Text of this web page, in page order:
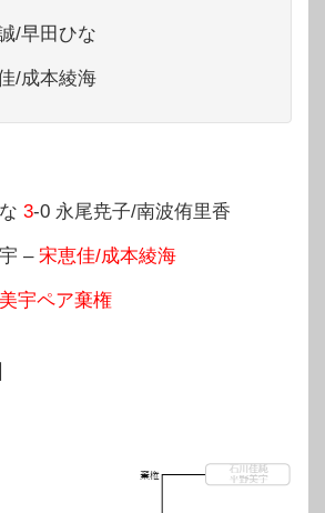
/早田ひな
/成本綾海
3-0 永尾尭子/南波侑里香
– 宋恵佳/成本綾海
宇ペア棄権